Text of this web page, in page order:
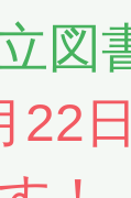
図
22